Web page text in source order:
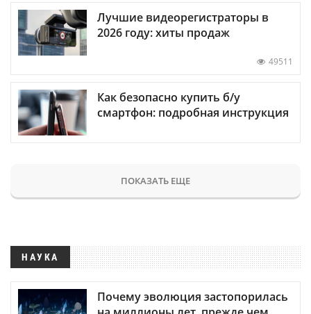
Лучшие видеорегистраторы в
2026 году: хиты продаж
49511
Как безопасно купить б/у
смартфон: подробная инструкция
ПОКАЗАТЬ ЕЩЕ
НАУКА
Почему эволюция застопорилась